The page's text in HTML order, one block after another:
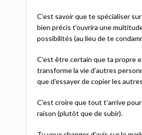
C’est savoir que te spécialiser
bien précis t’ouvrira une
possibilités (au lieu de te
C’est être certain que ta propre
transforme la vie d’autres
que d’essayer de copier les
C’est croire que tout t’arrive
raison (plutôt que de subir).